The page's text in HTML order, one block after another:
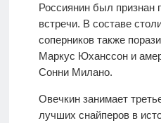
Россиянин был признан
встречи. В составе
соперников также
Маркус Юханссон и
Сонни Милано.
Овечкин занимает
лучших снайперов в